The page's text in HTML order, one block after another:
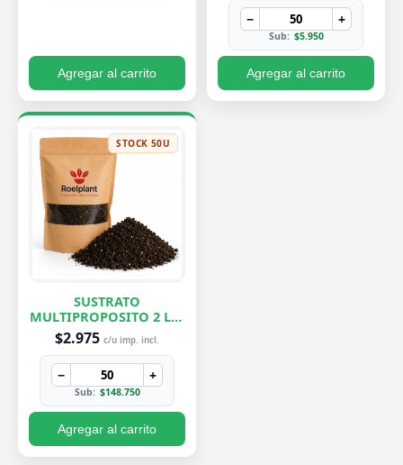
Agregar al carrito
− +
Sub: $5.950
Agregar al carrito
STOCK 50U
SUSTRATO
MULTIPROPOSITO 2 LTS
ROELPLANT
$2.975 c/u imp. incl.
− +
Sub: $148.750
Agregar al carrito